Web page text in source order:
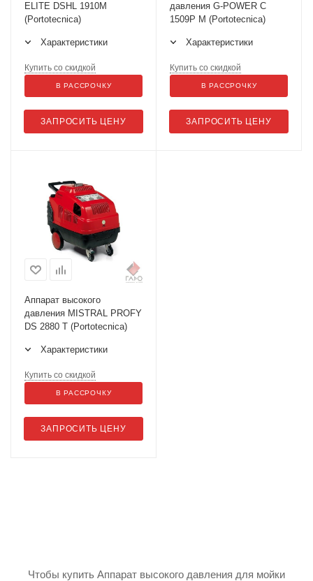
ELITE DSHL 1910M
(Portotecnica)
Характеристики
ЗАПРОСИТЬ ЦЕНУ
Купить со скидкой
В РАССРОЧКУ
давления G-POWER C
1509P M (Portotecnica)
Характеристики
ЗАПРОСИТЬ ЦЕНУ
Купить со скидкой
В РАССРОЧКУ
Аппарат высокого
давления MISTRAL PROFY
DS 2880 T (Portotecnica)
Характеристики
ЗАПРОСИТЬ ЦЕНУ
Купить со скидкой
В РАССРОЧКУ
Чтобы купить Аппарат высокого давления для мойки